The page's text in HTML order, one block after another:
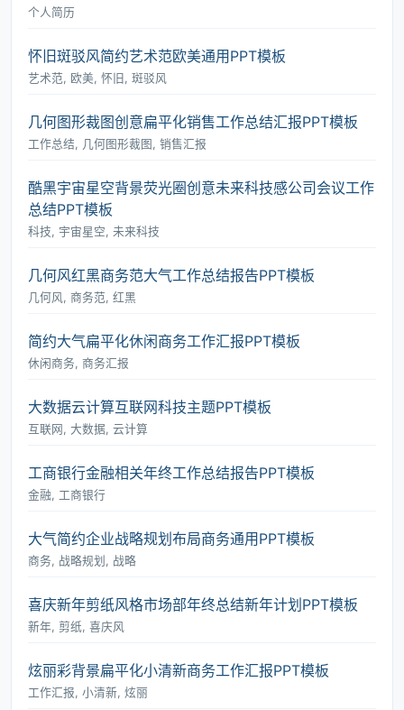
个人简历
怀旧斑驳风简约艺术范欧美通用PPT模板
艺术范, 欧美, 怀旧, 斑驳风
几何图形裁图创意扁平化销售工作总结汇报PPT模板
工作总结, 几何图形裁图, 销售汇报
酷黑宇宙星空背景荧光圈创意未来科技感公司会议工作
总结PPT模板
科技, 宇宙星空, 未来科技
几何风红黑商务范大气工作总结报告PPT模板
几何风, 商务范, 红黑
简约大气扁平化休闲商务工作汇报PPT模板
休闲商务, 商务汇报
大数据云计算互联网科技主题PPT模板
互联网, 大数据, 云计算
工商银行金融相关年终工作总结报告PPT模板
金融, 工商银行
大气简约企业战略规划布局商务通用PPT模板
商务, 战略规划, 战略
喜庆新年剪纸风格市场部年终总结新年计划PPT模板
新年, 剪纸, 喜庆风
炫丽彩背景扁平化小清新商务工作汇报PPT模板
工作汇报, 小清新, 炫丽